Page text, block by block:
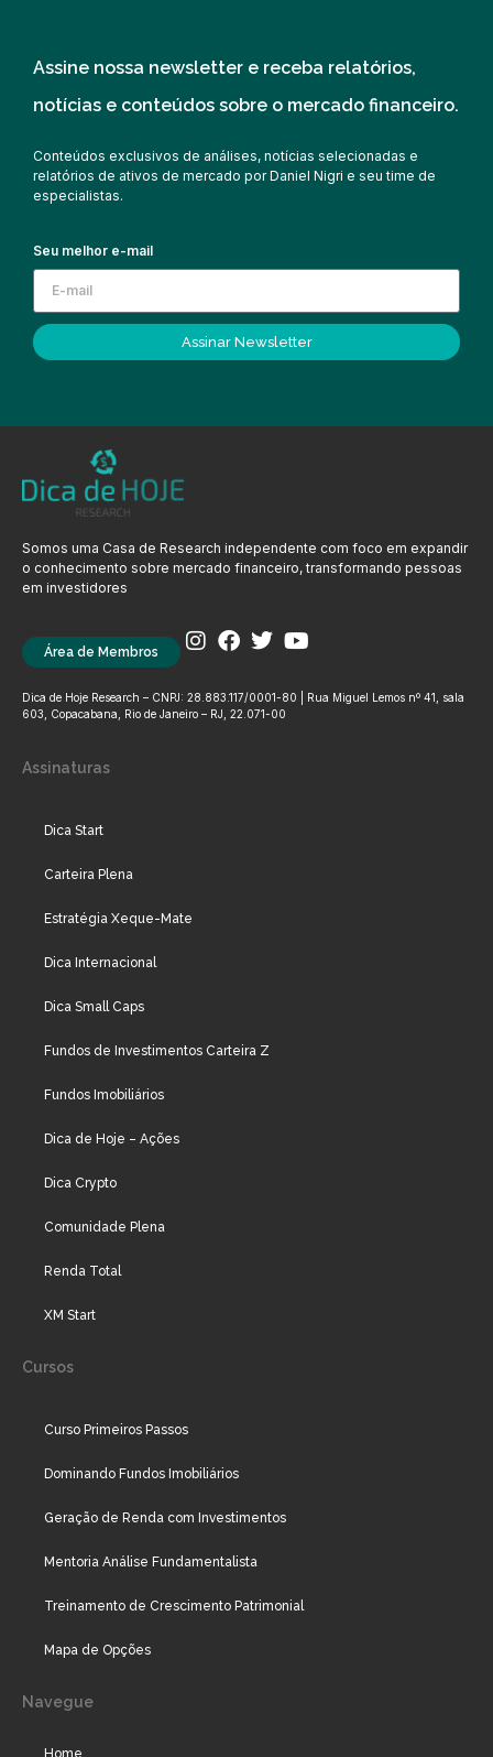
Assine nossa newsletter e receba relatórios,
notícias e conteúdos sobre o mercado financeiro.
Conteúdos exclusivos de análises, notícias selecionadas e
relatórios de ativos de mercado por Daniel Nigri e seu time de
especialistas.
Seu melhor e-mail
Assinar Newsletter
Somos uma Casa de Research independente com foco em expandir
o conhecimento sobre mercado financeiro, transformando pessoas
em investidores
Área de Membros
Dica de Hoje Research – CNPJ: 28.883.117/0001-80 | Rua Miguel Lemos nº 41, sala
603, Copacabana, Rio de Janeiro – RJ, 22.071-00
Assinaturas
Dica Start
Carteira Plena
Estratégia Xeque-Mate
Dica Internacional
Dica Small Caps
Fundos de Investimentos Carteira Z
Fundos Imobiliários
Dica de Hoje – Ações
Dica Crypto
Comunidade Plena
Renda Total
XM Start
Cursos
Curso Primeiros Passos
Dominando Fundos Imobiliários
Geração de Renda com Investimentos
Mentoria Análise Fundamentalista
Treinamento de Crescimento Patrimonial
Mapa de Opções
Navegue
Home